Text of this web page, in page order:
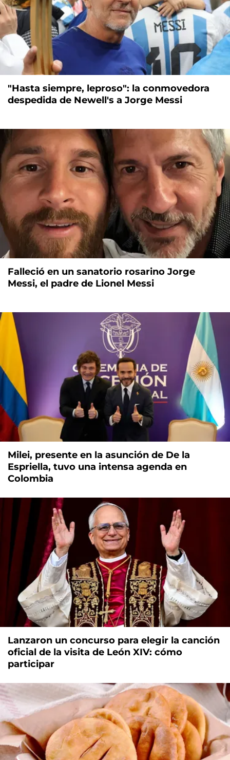
"Hasta siempre, leproso": la conmovedora
despedida de Newell's a Jorge Messi
Falleció en un sanatorio rosarino Jorge
Messi, el padre de Lionel Messi
Milei, presente en la asunción de De la
Espriella, tuvo una intensa agenda en
Colombia
Lanzaron un concurso para elegir la canción
oficial de la visita de León XIV: cómo
participar